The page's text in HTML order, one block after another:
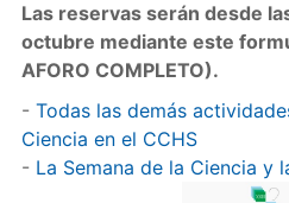
Las reservas serán desde
octubre mediante este
AFORO COMPLETO).
- Todas las demás
Ciencia en el CCHS
- La Semana de la Ciencia y